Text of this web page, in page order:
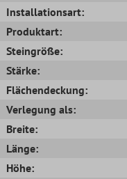
Installationsart:
Produktart:
Steingröße:
Stärke:
Flächendeckung:
Verlegung als:
Breite:
Länge:
Höhe: